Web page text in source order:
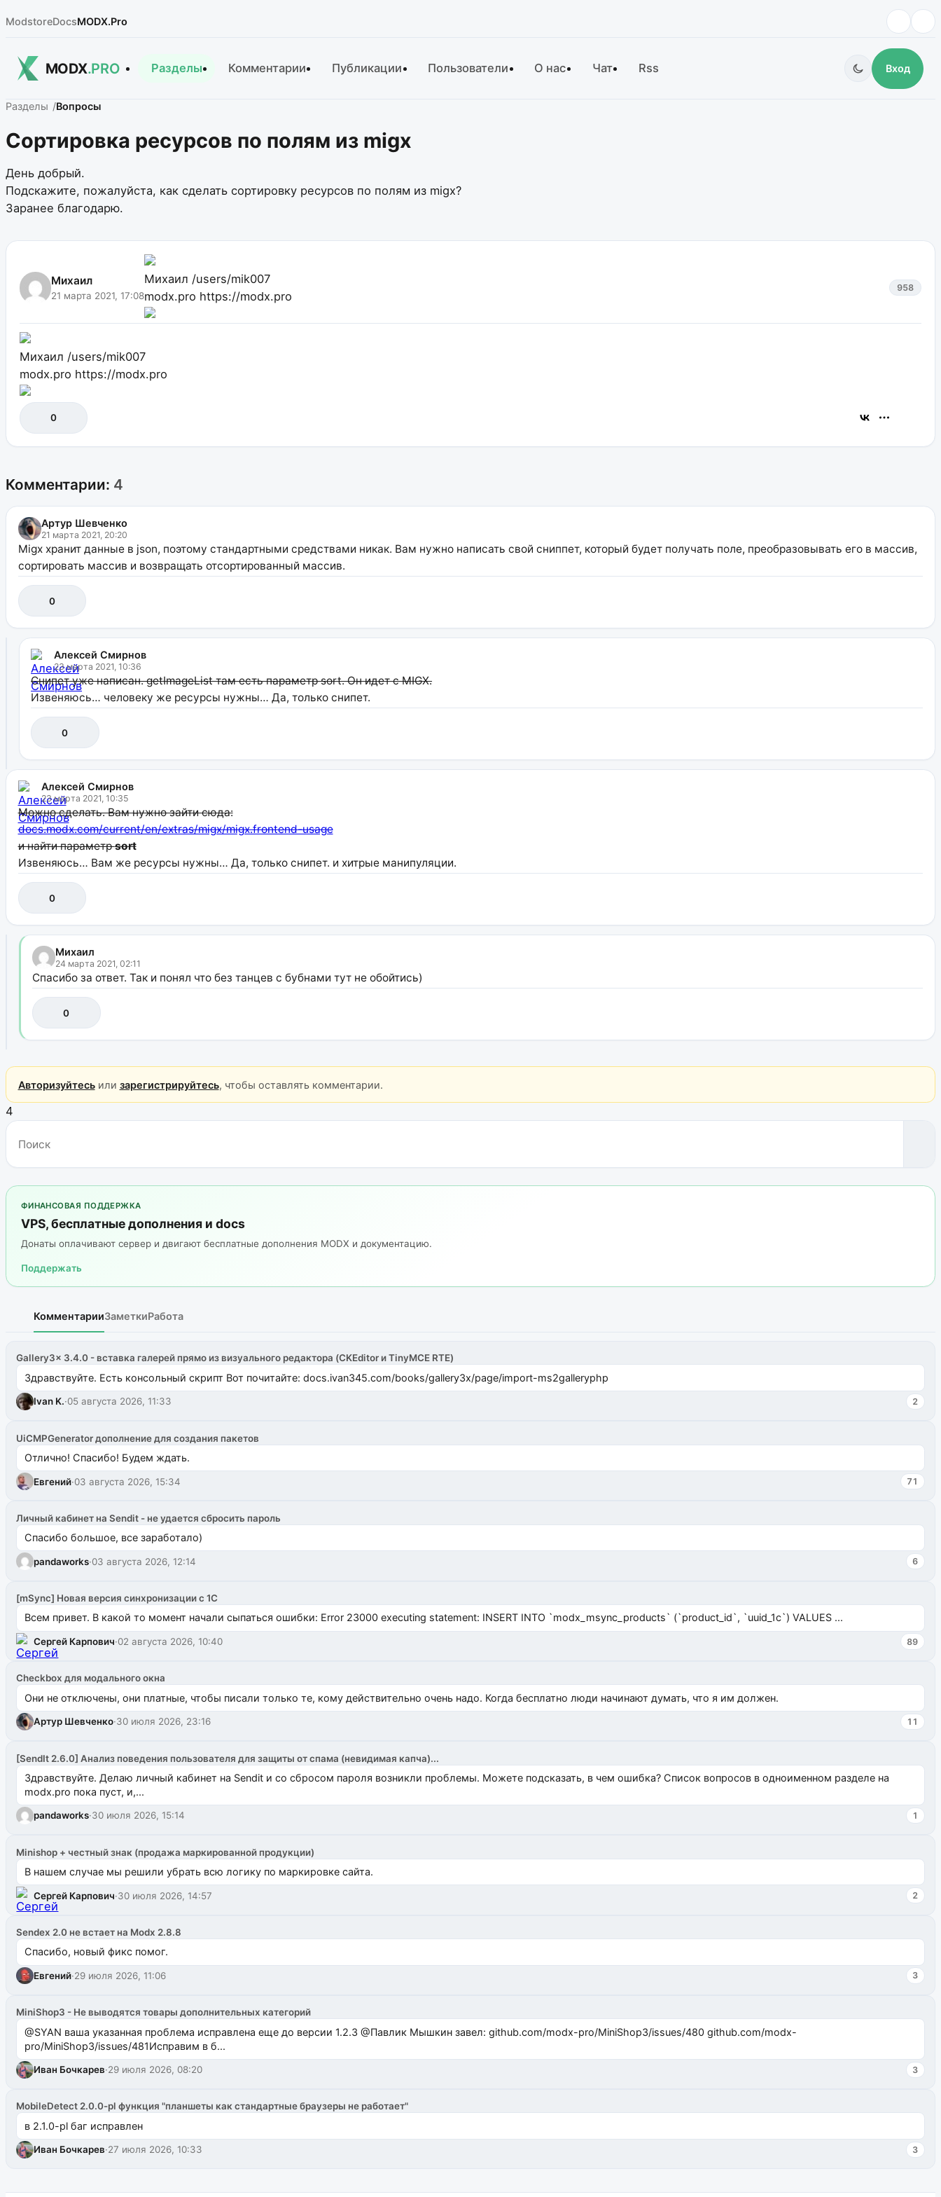
ModstoreDocsMODX.Pro
MODX.PRO Разделы Комментарии Публикации Пользователи О нас Чат Rss Вход
Разделы Вопросы
Cортировка ресурсов по полям из migx
День добрый.
Подскажите, пожалуйста, как сделать сортировку ресурсов по полям из migx?
Заранее благодарю.
Михаил
21 марта 2021, 17:08
Михаил /users/mik007
modx.pro https://modx.pro
958
Михаил /users/mik007
modx.pro https://modx.pro
0
Комментарии: 4
Артур Шевченко
21 марта 2021, 20:20
Migx хранит данные в json, поэтому стандартными средствами никак. Вам нужно написать свой сниппет, который будет получать поле, преобразовывать его в массив,
сортировать массив и возвращать отсортированный массив.
0
Алексей Смирнов
23 марта 2021, 10:36
Снипет уже написан. getImageList там есть параметр sort. Он идет с MIGX.
Извеняюсь… человеку же ресурсы нужны… Да, только снипет.
0
Алексей Смирнов
23 марта 2021, 10:35
Можно сделать. Вам нужно зайти сюда:
docs.modx.com/current/en/extras/migx/migx.frontend-usage
и найти параметрsort
Извеняюсь… Вам же ресурсы нужны… Да, только снипет. и хитрые манипуляции.
0
Михаил
24 марта 2021, 02:11
Спасибо за ответ. Так и понял что без танцев с бубнами тут не обойтись)
0
Авторизуйтесьили зарегистрируйтесь, чтобы оставлять комментарии.
4
ФИНАНСОВАЯ ПОДДЕРЖКА
VPS, бесплатные дополнения и docs
Донаты оплачивают сервер и двигают бесплатные дополнения MODX и документацию.
Поддержать
КомментарииЗаметкиРабота
Gallery3x 3.4.0 - вставка галерей прямо из визуального редактора (CKEditor и TinyMCE RTE)
Здравствуйте. Есть консольный скрипт Вот почитайте: docs.ivan345.com/books/gallery3x/page/import-ms2galleryphp
Ivan K.·05 августа 2026, 11:33 2
UiCMPGenerator дополнение для создания пакетов
Отлично! Спасибо! Будем ждать.
Евгений·03 августа 2026, 15:34 71
Личный кабинет на Sendit - не удается сбросить пароль
Спасибо большое, все заработало)
pandaworks·03 августа 2026, 12:14 6
[mSync] Новая версия синхронизации с 1С
Всем привет. В какой то момент начали сыпаться ошибки: Error 23000 executing statement: INSERT INTO `modx_msync_products` (`product_id`, `uuid_1c`) VALUES ...
Сергей Карпович·02 августа 2026, 10:40 89
Checkbox для модального окна
Они не отключены, они платные, чтобы писали только те, кому действительно очень надо. Когда бесплатно люди начинают думать, что я им должен.
Артур Шевченко·30 июля 2026, 23:16 11
[SendIt 2.6.0] Анализ поведения пользователя для защиты от спама (невидимая капча)...
Здравствуйте. Делаю личный кабинет на Sendit и со сбросом пароля возникли проблемы. Можете подсказать, в чем ошибка? Список вопросов в одноименном разделе на
modx.pro пока пуст, и,...
pandaworks·30 июля 2026, 15:14 1
Minishop + честный знак (продажа маркированной продукции)
В нашем случае мы решили убрать всю логику по маркировке сайта.
Сергей Карпович·30 июля 2026, 14:57 2
Sendex 2.0 не встает на Modx 2.8.8
Спасибо, новый фикс помог.
Евгений·29 июля 2026, 11:06 3
MiniShop3 - Не выводятся товары дополнительных категорий
@SYAN ваша указанная проблема исправлена еще до версии 1.2.3 @Павлик Мышкин завел: github.com/modx-pro/MiniShop3/issues/480 github.com/modx-
pro/MiniShop3/issues/481Исправим в б...
Иван Бочкарев·29 июля 2026, 08:20 3
MobileDetect 2.0.0-pl функция "планшеты как стандартные браузеры не работает"
в 2.1.0-pl баг исправлен
Иван Бочкарев·27 июля 2026, 10:33 3